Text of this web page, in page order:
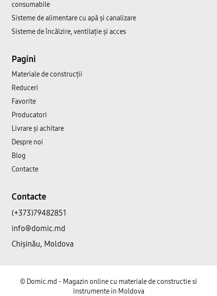
consumabile
Sisteme de alimentare cu apă și canalizare
Sisteme de încălzire, ventilație și acces
Pagini
Materiale de construcții
Reduceri
Favorite
Producatori
Livrare și achitare
Despre noi
Blog
Contacte
Contacte
(+373)79482851
info@domic.md
Chișinău, Moldova
© Domic.md - Magazin online cu materiale de constructie si
instrumente in Moldova